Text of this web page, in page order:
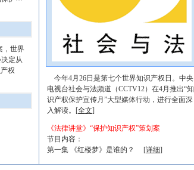
世界
定从
权
今年4月26日是第七个世界知识产权日。中央
电视台社会与法频道（CCTV12）在4月推出“知
识产权保护宣传月”大型媒体行动，进行全面深
入解读。[全文]
《法律讲堂》“保护知识产权”策划案
节目内容：
第一集 《红楼梦》是谁的？ [详细]